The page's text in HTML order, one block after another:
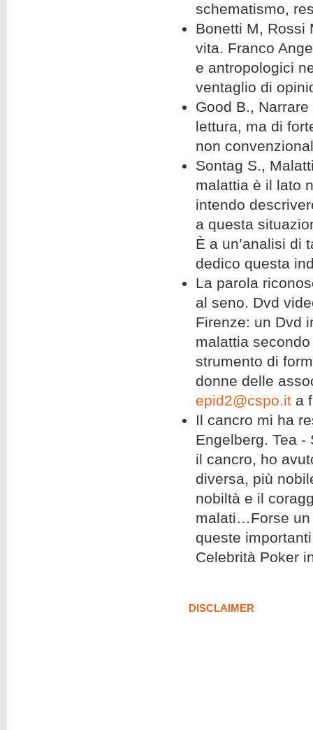
schematismo,
Bonetti M, Rossi
vita. Franco
e antropologici
ventaglio di
Good B.,
lettura, ma di
non
Sontag S.,
malattia è il lato
intendo
a questa
È a un’analisi di
dedico questa
La parola
al seno. Dvd
Firenze: un Dvd
malattia
strumento di
donne delle
epid2@cspo.it a
Il cancro mi ha
Engelberg. Tea
il cancro, ho
diversa, più
nobiltà e il
malati…Forse un
queste
Celebrità Poker
DISCLAIMER